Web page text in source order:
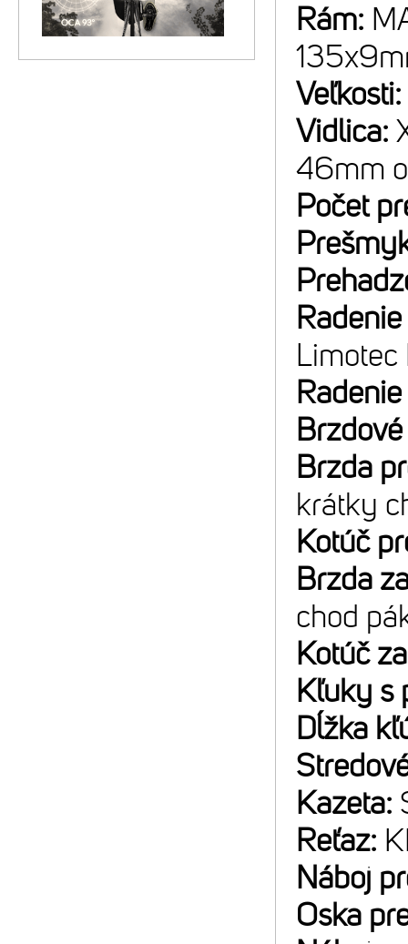
Rám:
Veľkosti:
Vidlica:
46mm
Počet
Brzda
krátky
Kotúč
Brzda
chod
Kotúč
Kľuky s
Dĺžka
Kazeta:
Reťaz:
Náboj
Oska